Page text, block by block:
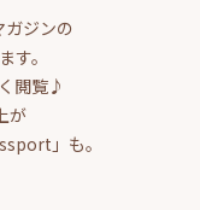
ジンの
す。
閲覧♪
が
」も。